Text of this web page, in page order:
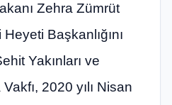
Zehra Zümrüt
Başkanlığını
Yakınları ve
2020 yılı Nisan